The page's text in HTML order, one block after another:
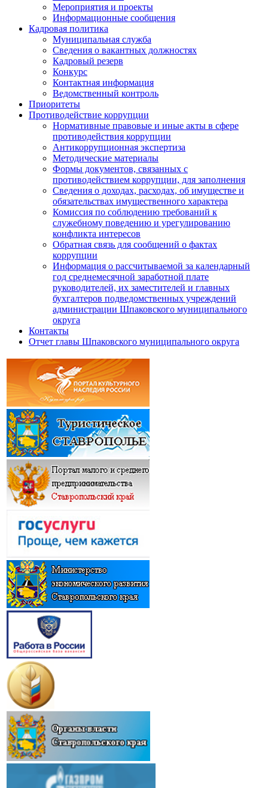
Мероприятия и проекты
Информационные сообщения
Кадровая политика
Муниципальная служба
Сведения о вакантных должностях
Кадровый резерв
Конкурс
Контактная информация
Ведомственный контроль
Приоритеты
Противодействие коррупции
Нормативные правовые и иные акты в сфере
противодействия коррупции
Антикоррупционная экспертиза
Методические материалы
Формы документов, связанных с
противодействием коррупции, для заполнения
Сведения о доходах, расходах, об имуществе и
обязательствах имущественного характера
Комиссия по соблюдению требований к
служебному поведению и урегулированию
конфликта интересов
Обратная связь для сообщений о фактах
коррупции
Информация о рассчитываемой за календарный
год среднемесячной заработной плате
руководителей, их заместителей и главных
бухгалтеров подведомственных учреждений
администрации Шпаковского муниципального
округа
Контакты
Отчет главы Шпаковского муниципального округа